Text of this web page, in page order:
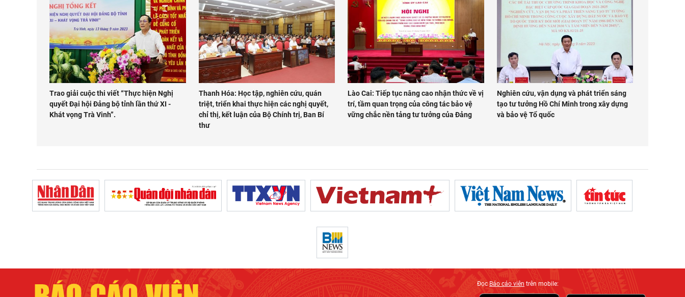
Trao giải cuộc thi viết “Thực hiện Nghị
quyết Đại hội Đảng bộ tỉnh lần thứ XI -
Khát vọng Trà Vinh”.
Thanh Hóa: Học tập, nghiên cứu, quán
triệt, triển khai thực hiện các nghị quyết,
chỉ thị, kết luận của Bộ Chính trị, Ban Bí
thư
Lào Cai: Tiếp tục nâng cao nhận thức về vị
trí, tầm quan trọng của công tác bảo vệ
vững chắc nền tảng tư tưởng của Đảng
Nghiên cứu, vận dụng và phát triển sáng
tạo tư tưởng Hồ Chí Minh trong xây dựng
và bảo vệ Tổ quốc
ĐọcBáo cáo viên trên mobile: